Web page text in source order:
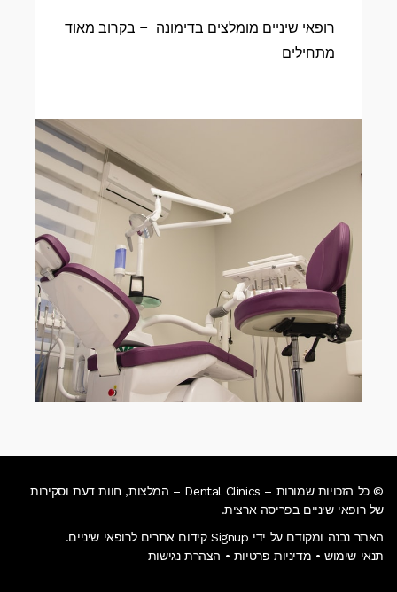
רופאי שיניים מומלצים בדימונה – בקרוב מאוד
מתחילים
© כל הזכויות שמורות – Dental Clinics – המלצות, חוות דעת וסקירות
של רופאי שיניים בפריסה ארצית.
האתר נבנה ומקודם על ידי Signup קידום אתרים לרופאי שיניים.
תנאי שימוש • מדיניות פרטיות • הצהרת נגישות